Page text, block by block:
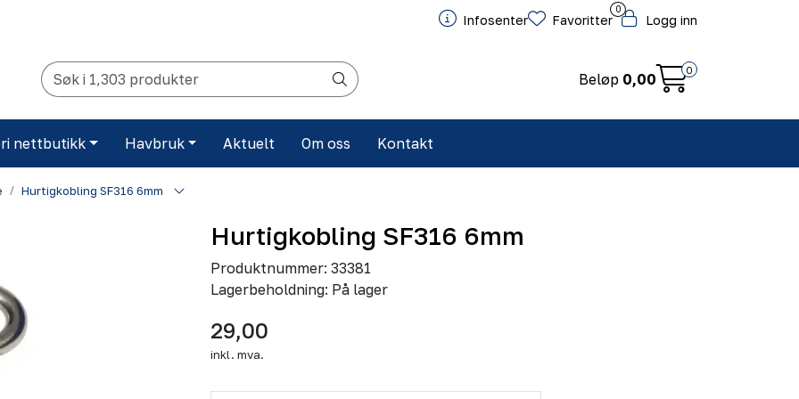
Infosenter
0
Favoritter Logg inn
Beløp 0,00
0
nettbutikk Havbruk Aktuelt Om oss Kontakt
Hurtigkobling SF316 6mm
Hurtigkobling SF316 6mm
Produktnummer: 33381
Lagerbeholdning: På lager
29,00
inkl. mva.